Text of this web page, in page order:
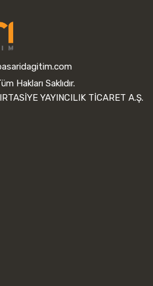
Hakları Saklıdır.
YAYINCILIK TİCARET A.Ş.